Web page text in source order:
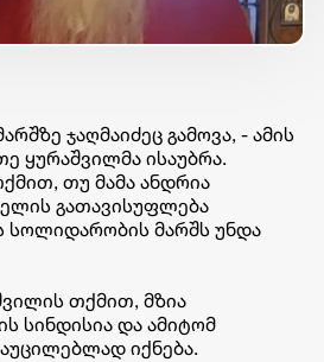
ჯაღმაიძეც გამოვა, - ამის
ყურაშვილმა ისაუბრა.
თუ მამა ანდრია
გათავისუფლება
სოლიდარობის მარშს უნდა
თქმით, მზია
სინდისია და ამიტომ
იქნება.